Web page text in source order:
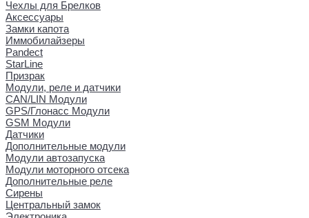
Чехлы для Брелков
Аксессуары
Замки капота
Иммобилайзеры
Pandect
StarLine
Призрак
Модули, реле и датчики
CAN/LIN Модули
GPS/Глонасс Модули
GSM Модули
Датчики
Дополнительные модули
Модули автозапуска
Модули моторного отсека
Дополнительные реле
Сирены
Центральный замок